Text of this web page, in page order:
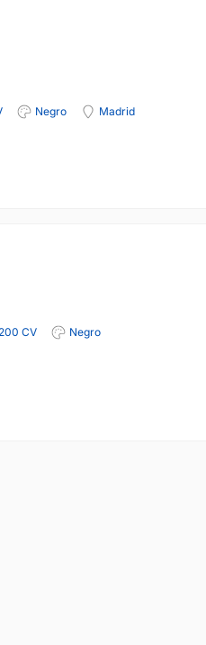
Negro
Madrid
200 CV
Negro